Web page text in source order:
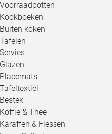
Voorraadpotten
Kookboeken
Buiten koken
Tafelen
Servies
Glazen
Placemats
Tafeltextiel
Bestek
Koffie & Thee
Karaffen & Flessen